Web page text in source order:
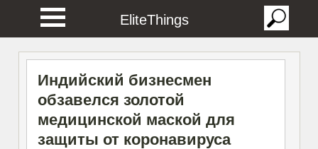
EliteThings
Индийский бизнесмен
обзавелся золотой
медицинской маской для
защиты от коронавируса